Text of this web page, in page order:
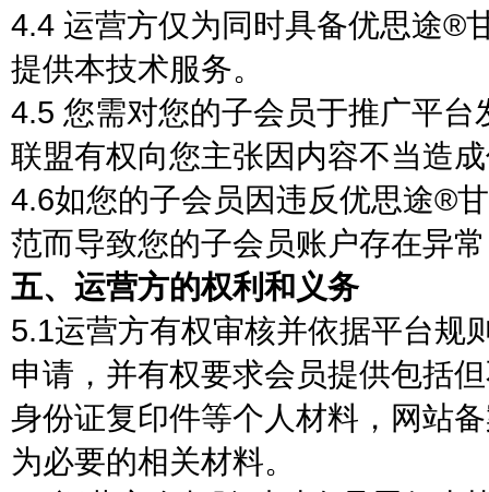
4.4 运营方仅为同时具备优思途®
提供本技术服务。
4.5 您需对您的子会员于推广平
联盟有权向您主张因内容不当造
4.6如您的子会员因违反优思途®
范而导致您的子会员账户存在异
五、运营方的权利和义务
5.1运营方有权审核并依据平台规
申请，并有权要求会员提供包括
身份证复印件等个人材料，网站
为必要的相关材料。